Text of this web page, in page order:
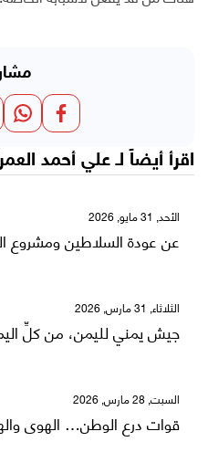
اقرأ أيضاً لـ علي أحمد
الأحد, 31 مايو, 2026
عن عودة السلاطين ومشروع
الثلاثاء, 31 مارس, 2026
جيش يمني لليمن، من كلِّ
السبت, 28 مارس, 2026
قوات درع الوطن… الهوى